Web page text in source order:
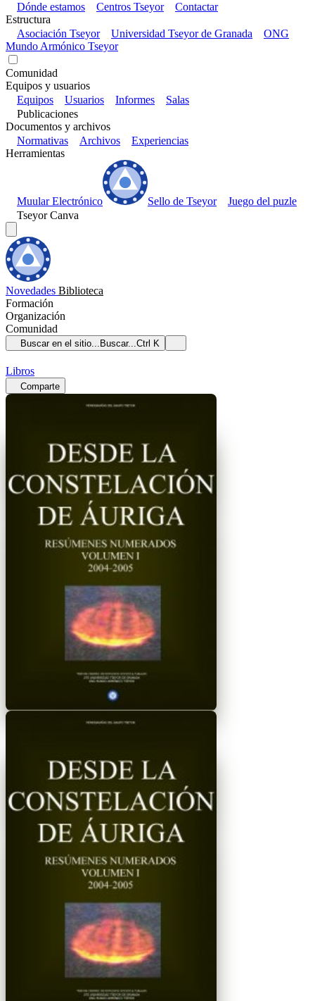
Dónde estamos
Centros Tseyor
Contactar
Estructura
Asociación Tseyor
Universidad Tseyor de Granada
ONG
Mundo Armónico Tseyor
Comunidad
Equipos y usuarios
Equipos
Usuarios Informes
Salas
Publicaciones
Documentos y archivos
Normativas
Archivos
Experiencias
Herramientas
Muular Electrónico Sello de Tseyor
Juego del puzle
Tseyor Canva
Novedades Biblioteca
Formación
Organización
Comunidad
Buscar en el sitio... Buscar...Ctrl K
Libros
Comparte